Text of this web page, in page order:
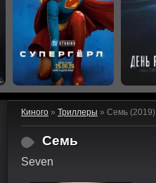
Киного » Триллеры » Семь (2019)
Семь
Seven